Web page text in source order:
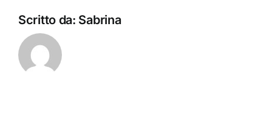
Scritto da: Sabrina